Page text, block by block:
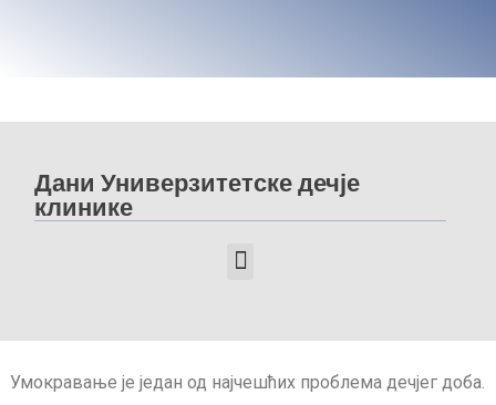
Дани Универзитетске дечје
клинике
Умокравање је један од најчешћих проблема дечјег доба.